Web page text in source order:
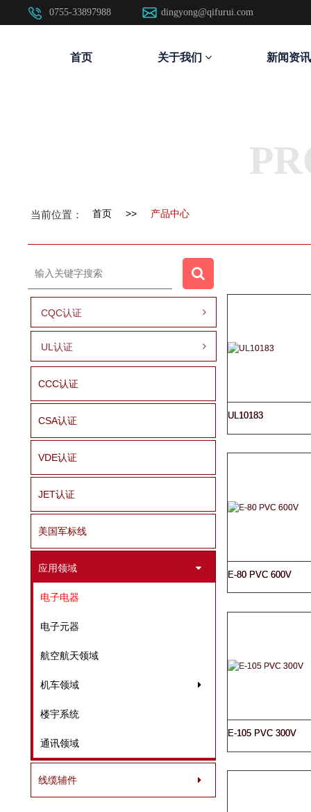
首页 关于我们 新闻资讯
0755-33897988 dingyong@qifurui.com
当前位置： 首页 >> 产品中心
UL10183
E-80 PVC 600V
E-105 PVC 300V
CQC认证
UL认证
CCC认证
CSA认证
VDE认证
JET认证
美国军标线
应用领域
电子电器
电子元器
航空航天领域
机车领域
楼宇系统
通讯领域
线缆辅件